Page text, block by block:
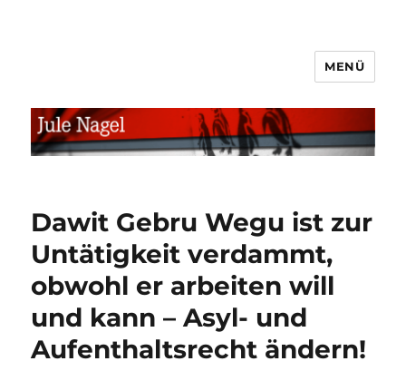
MENÜ
Dawit Gebru Wegu ist zur
Untätigkeit verdammt,
obwohl er arbeiten will
und kann – Asyl- und
Aufenthaltsrecht ändern!